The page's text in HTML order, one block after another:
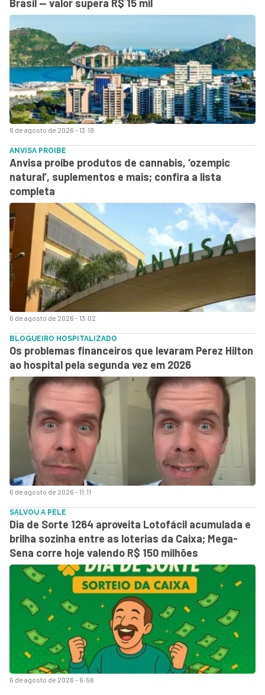
6 de agosto de 2026 - 13:19
Brasil — valor supera R$ 15 mil
6 de agosto de 2026 - 13:02
ANVISA PROIBE
Anvisa proíbe produtos de cannabis, ‘ozempic
natural’, suplementos e mais; confira a lista
completa
6 de agosto de 2026 - 11:11
BLOGUEIRO HOSPITALIZADO
Os problemas financeiros que levaram Perez Hilton
ao hospital pela segunda vez em 2026
6 de agosto de 2026 - 6:56
SALVOU A PELE
Dia de Sorte 1264 aproveita Lotofácil acumulada e
brilha sozinha entre as loterias da Caixa; Mega-
Sena corre hoje valendo R$ 150 milhões